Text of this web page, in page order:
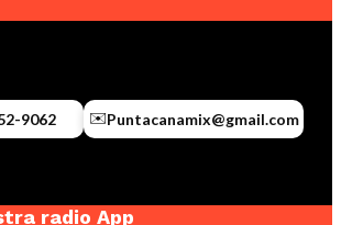
9062 ✉️Puntacanamix@gmail.com
radio App